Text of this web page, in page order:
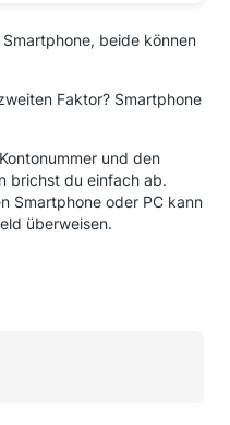
beide können
Faktor? Smartphone
und den
brichst du einfach ab.
Smartphone oder PC kann
überweisen.